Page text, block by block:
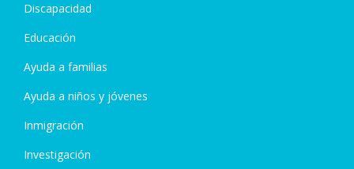
Discapacidad
Educación
Ayuda a familias
Ayuda a niños y jóvenes
Inmigración
Investigación